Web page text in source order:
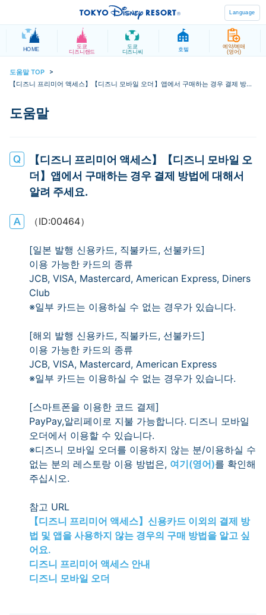
Language
HOME
도쿄
디즈니랜드
도쿄
디즈니씨
호텔
예약/예매
(영어)
도움말 TOP
>
【디즈니 프리미어 액세스】【디즈니 모바일 오더】앱에서 구매하는 경우 결제 방법
【디즈니 프리미어 액세스】【디즈니 모바일 오
더】앱에서 구매하는 경우 결제 방법에 대해서
알려 주세요.
（ID:00464）
[일본 발행 신용카드, 직불카드, 선불카드]
이용 가능한 카드의 종류
JCB, VISA, Mastercard, American Express, Diners
Club
※일부 카드는 이용하실 수 없는 경우가 있습니다.
[해외 발행 신용카드, 직불카드, 선불카드]
이용 가능한 카드의 종류
JCB, VISA, Mastercard, American Express
※일부 카드는 이용하실 수 없는 경우가 있습니다.
[스마트폰을 이용한 코드 결제]
PayPay,알리페이로 지불 가능합니다. 디즈니 모바일
오더에서 이용할 수 있습니다.
※디즈니 모바일 오더를 이용하지 않는 분/이용하실 수
없는 분의 레스토랑 이용 방법은, 여기(영어)를 확인해
주십시오.
참고 URL
【디즈니 프리미어 액세스】신용카드 이외의 결제 방
법 및 앱을 사용하지 않는 경우의 구매 방법을 알고 싶
어요.
디즈니 프리미어 액세스 안내
디즈니 모바일 오더